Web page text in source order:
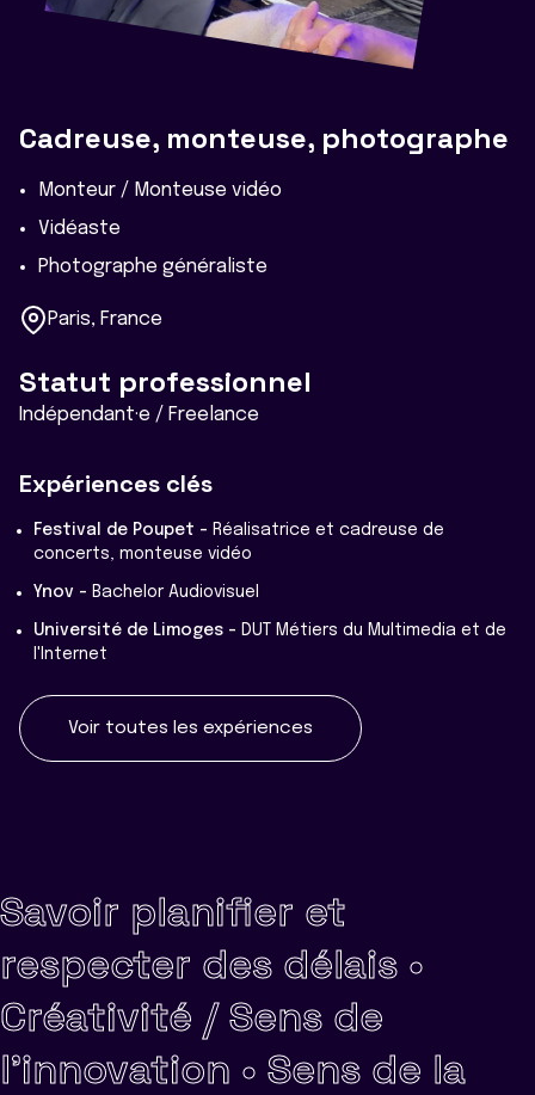
Cadreuse, monteuse, photographe
Monteur / Monteuse vidéo
Vidéaste
Photographe généraliste
Paris, France
Statut professionnel
Indépendant·e / Freelance
Expériences clés
Festival de Poupet - Réalisatrice et cadreuse de
concerts, monteuse vidéo
Ynov - Bachelor Audiovisuel
Université de Limoges - DUT Métiers du Multimedia et de
l'Internet
Voir toutes les expériences
Savoir planifier et
respecter des délais •
Créativité / Sens de
l'innovation • Sens de la